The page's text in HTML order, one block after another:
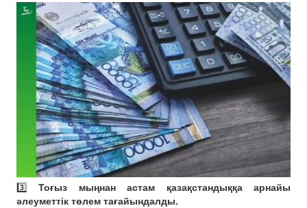
3️⃣Тоғыз мыңнан астам қазақстандыққа арнайы
әлеуметтік төлем тағайындалды.